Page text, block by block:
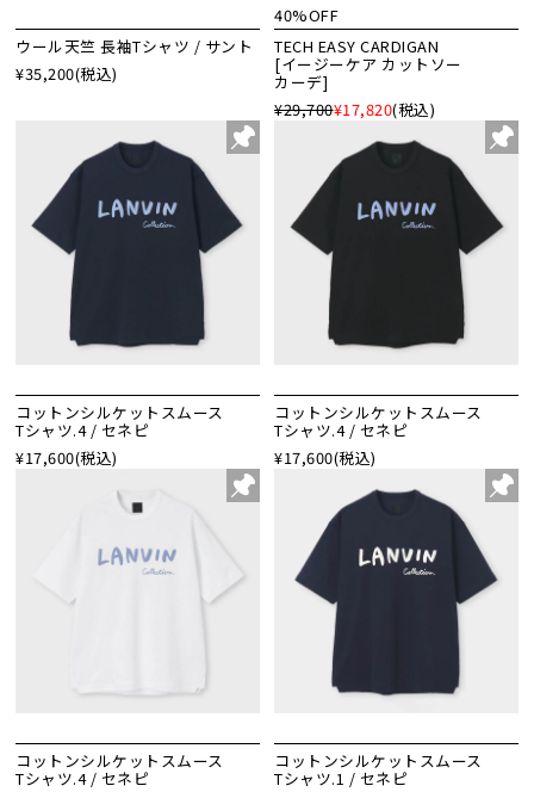
ウール天竺 長袖Tシャツ / サント
¥35,200(税込)
40%OFF
TECH EASY CARDIGAN
[イージーケア カットソー
カーデ]
¥29,700¥17,820(税込)
コットンシルケットスムース
Tシャツ.4 / セネピ
¥17,600(税込)
コットンシルケットスムース
Tシャツ.4 / セネピ
¥17,600(税込)
コットンシルケットスムース
Tシャツ.4 / セネピ
コットンシルケットスムース
Tシャツ.1 / セネピ